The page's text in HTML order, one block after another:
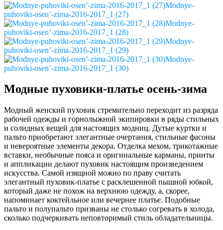
Modnye-
puhoviki-osen’-zima-2016-2017_1 (27)
Modnye-
puhoviki-osen’-zima-2016-2017_1 (28)
Modnye-
puhoviki-osen’-zima-2016-2017_1 (29)
Modnye-
puhoviki-osen’-zima-2016-2017_1 (30)
Модные пуховики-платье осень-зима
Модный женский пуховик стремительно переходит из разряда
рабочей одежды и горнолыжной экипировки в ряды стильных
и солидных вещей для настоящих модниц. Дутые куртки и
пальто приобретают элегантные очертания, стильные фасоны
и невероятные элементы декора. Отделка мехом, трикотажные
вставки, необычные пояса и оригинальные карманы, принты
и аппликации делают пуховик настоящим произведением
искусства. Самой изящной можно по праву считать
элегантный пуховик-платье с расклешенной пышной юбкой,
который даже не похож на верхнюю одежду, а, скорее,
напоминает коктейльное или вечернее платье. Подобные
пальто и полупальто призваны не столько согревать в холода,
сколько подчеркивать неповторимый стиль обладательницы.